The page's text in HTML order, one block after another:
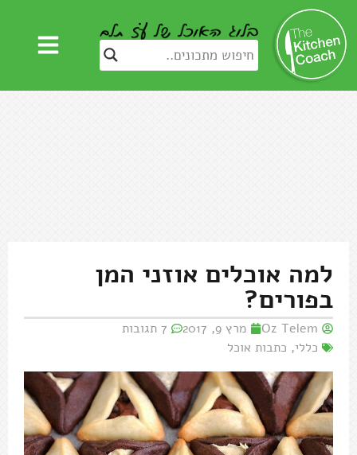
למה אוכלים אוזני המן
בפורים?
Oz Telem מרץ 9, 2017
7 תגובות
כללי, כתבות אוכל